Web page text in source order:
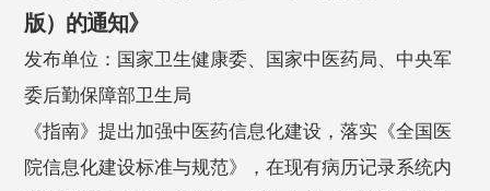
版）的通知》
发布单位：国家卫生健康委、国家中医药局、中央军
委后勤保障部卫生局
《指南》提出加强中医药信息化建设，落实《全国医
院信息化建设标准与规范》，在现有病历记录系统内